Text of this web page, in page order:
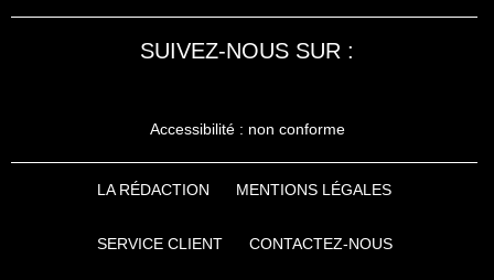
SUIVEZ-NOUS SUR :
Accessibilité : non conforme
LA RÉDACTION MENTIONS LÉGALES
SERVICE CLIENT CONTACTEZ-NOUS